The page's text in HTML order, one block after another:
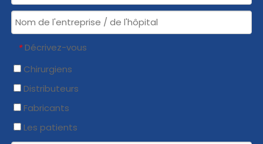
* Décrivez-vous
Chirurgiens
Distributeurs
Fabricants
Les patients